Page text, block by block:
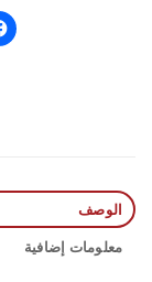
الوصف
معلومات إضافية